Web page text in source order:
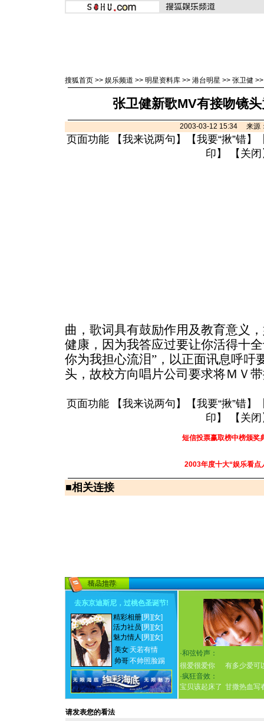
搜狐首页 >> 娱乐频道 >> 明星资料库 >> 港台明星 >> 张卫健
张卫健新歌MV有接吻镜
2003-03-12 15:34 来源
页面功能 【我来说两句 】【我要“揪”错】
印 】 【 关闭
曲，歌词具有鼓励作用及教育意义
健康，因为我答应过要让你活得十
你为我担心流泪”，以正面讯息呼吁
头，故校方向唱片公司要求将ＭＶ
页面功能 【我来说两句 】【我要“揪”错】
印 】 【 关闭
短信投票赢取榜中榜颁奖
2003年度十大“娱乐看点
■相关连接
去东京迪斯尼，过桃色圣诞节!
精彩相册[男] [女]
活力社员 [男] [女]
魅力情人 [男] [女]
美女 天若有情
帅哥不帅照脸踢
·和弦铃声：
很爱很爱你
有多少爱可
·疯狂音效：
宝贝该起床了 甘撒热血写
请发表您的看法